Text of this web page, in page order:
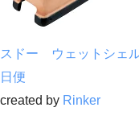
スドー ウェットシェ
日便
created by Rinker